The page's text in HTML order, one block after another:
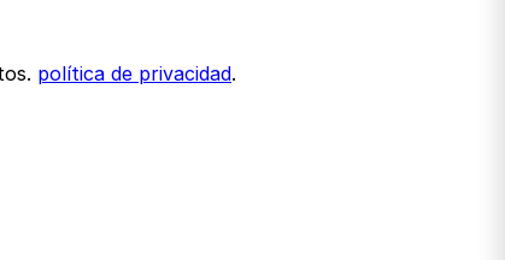
política de privacidad.